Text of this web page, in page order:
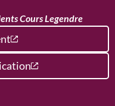
Cours Legendre